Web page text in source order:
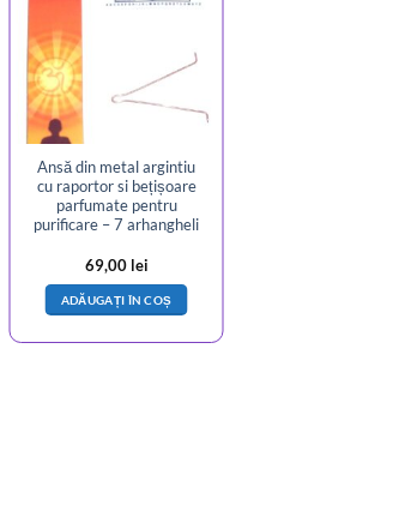
Ansă din metal argintiu
cu raportor si bețișoare
parfumate pentru
purificare – 7 arhangheli
69,00 lei
ADĂUGAȚI ÎN COȘ